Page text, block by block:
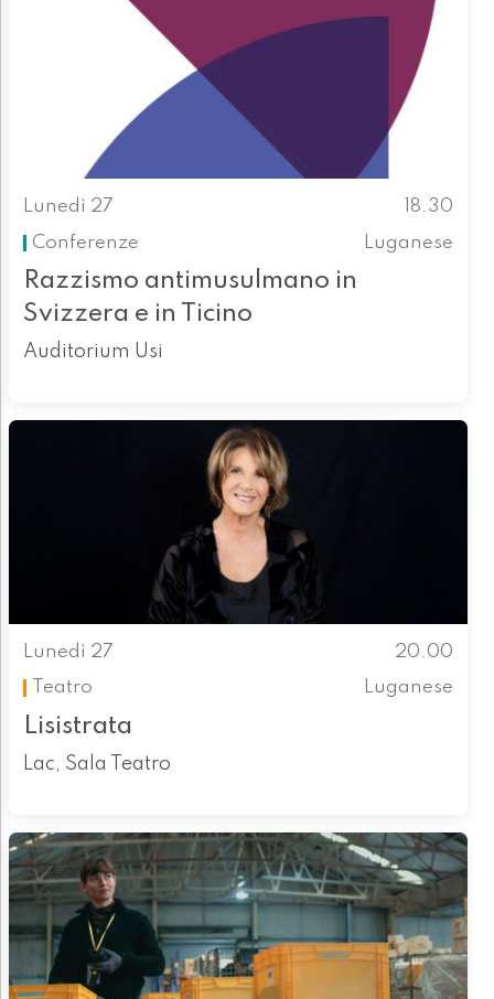
Lunedì 27
18.30
Conferenze
Luganese
Razzismo antimusulmano in
Svizzera e in Ticino
Auditorium Usi
Lunedì 27
20.00
Teatro
Luganese
Lisistrata
Lac, Sala Teatro